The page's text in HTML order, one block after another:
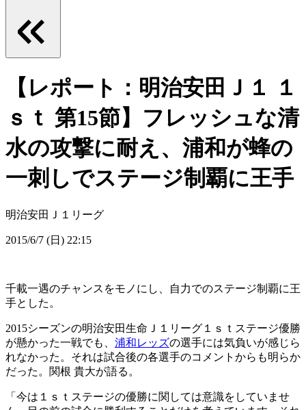
【レポート：明治安田Ｊ１ １
ｓｔ 第15節】フレッシュな清
水の攻撃に耐え、浦和が蜂の
一刺しでステージ制覇に王手
明治安田Ｊ１リーグ
2015/6/7 (日) 22:15
千載一遇のチャンスをモノにし、自力でのステージ制覇に王
手とした。
2015シーズンの明治安田生命Ｊ１リーグ１ｓｔステージ優勝
が懸かった一戦でも、 浦和レッズの選手には気負いが感じら
れなかった。それは試合後の各選手のコメントからも明らか
だった。関根 貴大が語る。
「今は１ｓｔステージの優勝に関しては意識をしていませ